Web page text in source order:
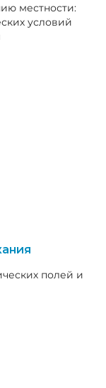
местности:
условий
полей и